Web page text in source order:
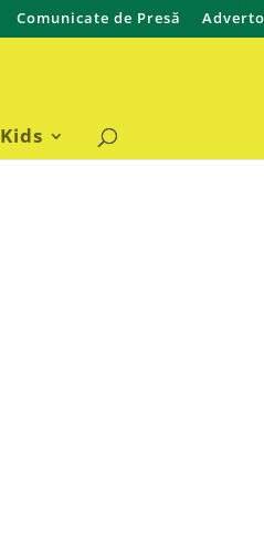
Comunicate de Presă
Kids